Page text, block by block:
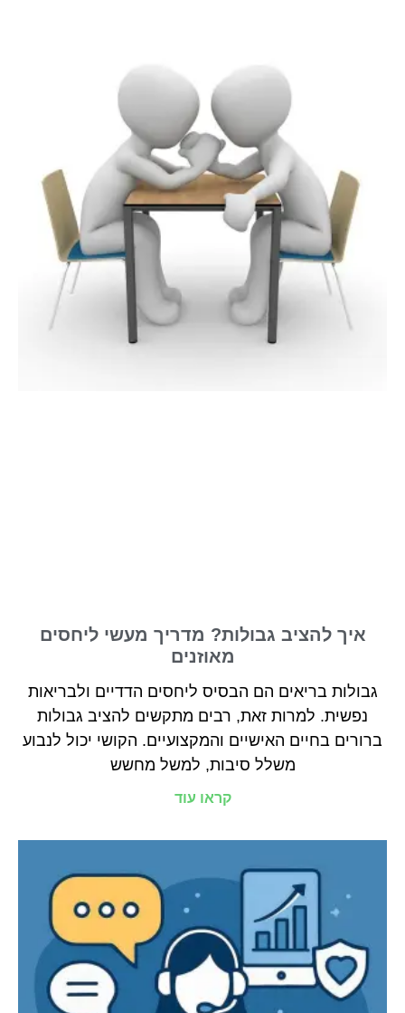
איך להציב גבולות? מדריך מעשי ליחסים
מאוזנים
גבולות בריאים הם הבסיס ליחסים הדדיים ולבריאות
נפשית. למרות זאת, רבים מתקשים להציב גבולות
ברורים בחיים האישיים והמקצועיים. הקושי יכול לנבוע
משלל סיבות, למשל מחשש
קראו עוד